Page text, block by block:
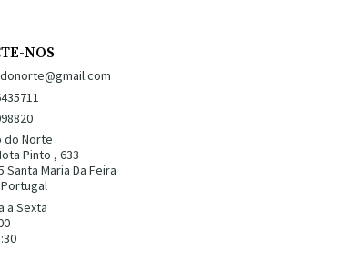
NOS
do Norte
Pinto , 633
Santa Maria Da Feira
a Sexta